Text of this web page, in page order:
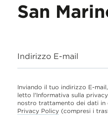
San
Indirizzo E-mail
Inviando il tuo indirizzo E-
letto l'Informativa sulla
nostro trattamento dei dati in
Privacy Policy (compresi i